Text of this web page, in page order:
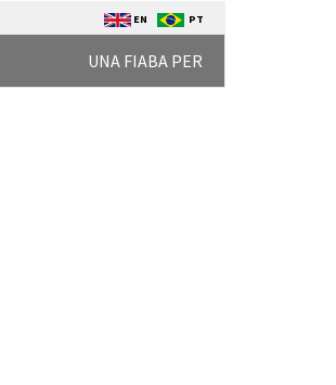
EN PT
UNA FIABA PER